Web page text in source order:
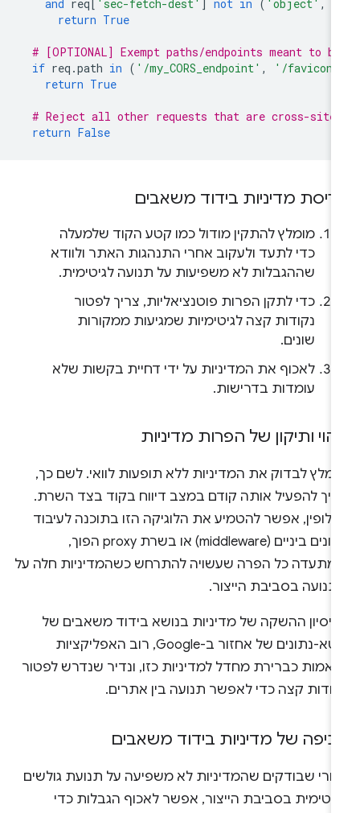
and req['sec-fetch-dest'] not in ('object'
return True
# [OPTIONAL] Exempt paths/endpoints meant to
if req.path in ('/my_CORS_endpoint' , '/
return True
# Reject all other requests that are cross-site
return False
מדיניות בידוד משאבים
מומלץ להתקין מודול כמו קטע הקוד שלמעלה
כדי לתעד ולעקוב אחרי התנהגות האתר ולוודא
שההגבלות לא משפיעות על תנועה לגיטימית.
כדי לתקן הפרות פוטנציאליות, צריך לפטור
נקודות קצה לגיטימיות שמגיעות ממקורות
שונים.
לאכוף את המדיניות על ידי דחיית בקשות שלא
עומדות בדרישות.
ותיקון של הפרות מדיניות
לבדוק את המדיניות ללא תופעות לוואי. לשם כך,
להפעיל אותה קודם במצב דיווח בקוד בצד השרת.
אפשר להטמיע את הלוגיקה הזו בתוכנה לעיבוד
נתונים ביניים (middleware) או בשרת proxy הפוך,
כל הפרה שעשויה להתרחש כשהמדיניות חלה על
בסביבת הייצור.
ההשקה של מדיניות בנושא בידוד משאבים של
מטא-נתונים של אחזור ב-Google, רוב האפליקציות
כברירת מחדל למדיניות כזו, ונדיר שנדרש לפטור
קצה כדי לאפשר תנועה בין אתרים.
של מדיניות בידוד משאבים
שבודקים שהמדיניות לא משפיעה על תנועת גולשים
בסביבת הייצור, אפשר לאכוף הגבלות כדי